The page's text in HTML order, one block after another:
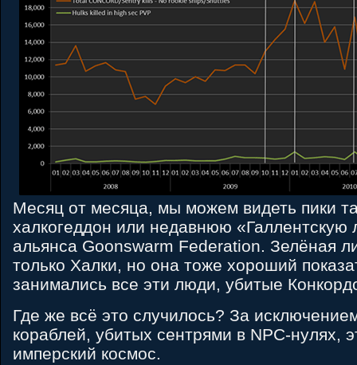
Месяц от месяца, мы можем видеть пики
халкогеддон или недавнюю «Галлентскую
альянса Goonswarm Federation. Зелёная
только Халки, но она тоже хороший
занимались все эти люди, убитые
Где же всё это случилось? За
кораблей, убитых сентрями в NPC-нулях,
имперский космос.